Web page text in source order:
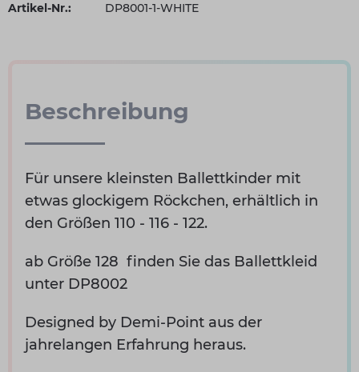
Artikel-Nr.: DP8001-1-WHITE
Beschreibung
Für unsere kleinsten Ballettkinder mit
etwas glockigem Röckchen, erhältlich in
den Größen 110 - 116 - 122.
ab Größe 128 finden Sie das Ballettkleid
unter DP8002
Designed by Demi-Point aus der
jahrelangen Erfahrung heraus.